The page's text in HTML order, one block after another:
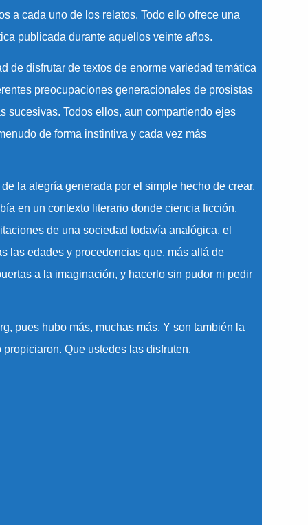
a cada uno de los relatos. Todo ello ofrece una
publicada durante aquellos veinte años.
de disfrutar de textos de enorme variedad temática
preocupaciones generacionales de prosistas
sucesivas. Todos ellos, aun compartiendo ejes
de forma instintiva y cada vez más
la alegría generada por el simple hecho de crear,
en un contexto literario donde ciencia ficción,
de una sociedad todavía analógica, el
las edades y procedencias que, más allá de
a la imaginación, y hacerlo sin pudor ni pedir
pues hubo más, muchas más. Y son también la
Que ustedes las disfruten.